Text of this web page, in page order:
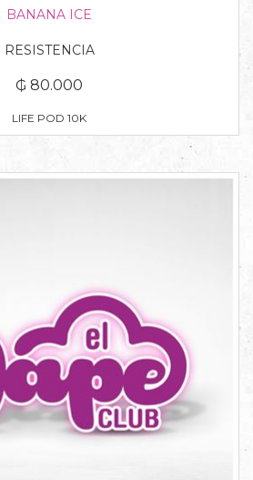
BANANA ICE
RESISTENCIA
₲ 80.000
LIFE POD 10K